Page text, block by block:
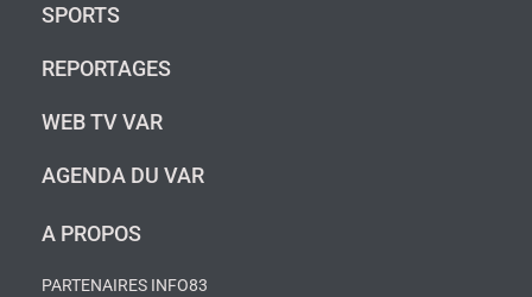
SPORTS
REPORTAGES
WEB TV VAR
AGENDA DU VAR
A PROPOS
PARTENAIRES INFO83